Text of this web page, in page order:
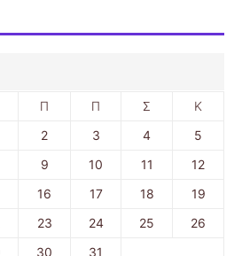
Π Π Σ
Κ
2 3 4
5
9 10 11
12
16 17 18
19
23 24 25
26
30 31